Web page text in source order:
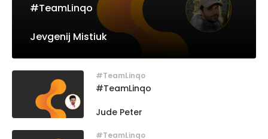
#TeamLinqo
Jevgenij Mistiuk
Jude
Peter">
#TeamLinqo
#TeamLinqo
Jude Peter
#TeamLinqo